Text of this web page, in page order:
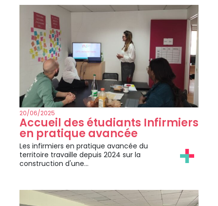
20/06/2025
Accueil des étudiants Infirmiers
en pratique avancée
Les infirmiers en pratique avancée du
territoire travaille depuis 2024 sur la
construction d'une…